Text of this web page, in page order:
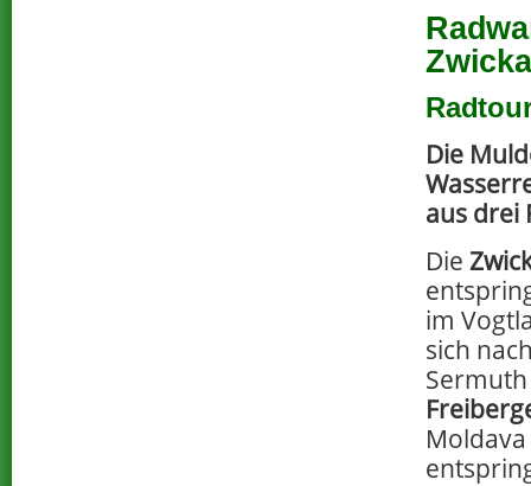
Die
aus drei
Die
im
sich